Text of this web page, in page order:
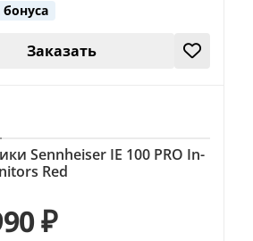
бонуса
Заказать
Sennheiser IE 100 PRO In-
Red
₽